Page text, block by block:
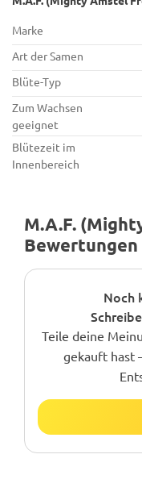
Marke
Art der Samen
Blüte-Typ
Zum Wachsen
geeignet
Blütezeit im
Innenbereich
M.A.F.
Bewertungen
Noch
Teile deine
gekauft hast